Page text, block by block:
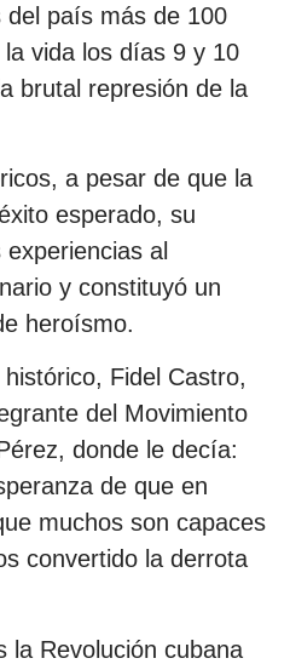
del país más de 100
vida los días 9 y 10
brutal represión de la
a pesar de que la
esperado, su
al
y constituyó un
heroísmo.
Fidel Castro,
del Movimiento
donde le decía:
de que en
muchos son capaces
convertido la derrota
la Revolución cubana